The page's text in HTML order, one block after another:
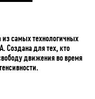
из самых технологичных
Создана для тех, кто
движения во время